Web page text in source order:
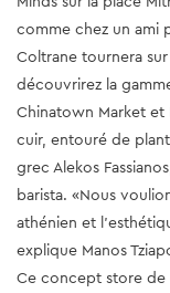
comme chez un ami
Coltrane tournera
découvrirez la
Chinatown Market et
cuir, entouré de
grec Alekos
barista. «Nous
athénien et
explique Manos
Ce concept store